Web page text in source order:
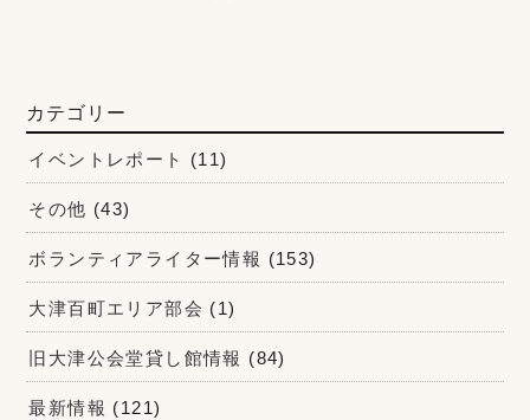
カテゴリー
イベントレポート (11)
その他 (43)
ボランティアライター情報 (153)
大津百町エリア部会 (1)
旧大津公会堂貸し館情報 (84)
最新情報 (121)